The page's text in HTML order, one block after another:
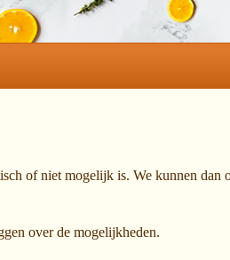
of niet mogelijk is. We kunnen dan
over de mogelijkheden.